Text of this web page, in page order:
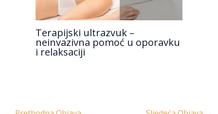
Terapijski ultrazvuk –
neinvazivna pomoć u oporavku
i relaksaciji